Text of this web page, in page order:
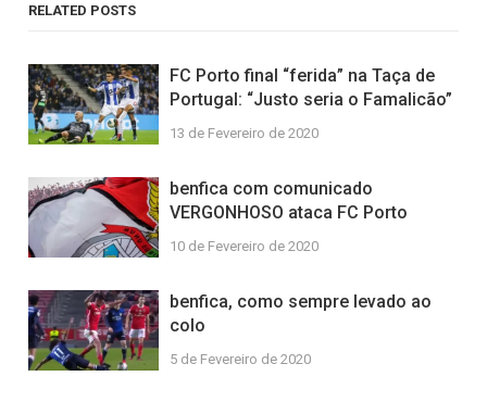
RELATED POSTS
FC Porto final “ferida” na Taça de
Portugal: “Justo seria o Famalicão”
13 de Fevereiro de 2020
benfica com comunicado
VERGONHOSO ataca FC Porto
10 de Fevereiro de 2020
benfica, como sempre levado ao
colo
5 de Fevereiro de 2020